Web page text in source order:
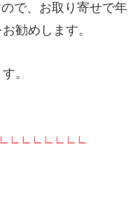
で、お取り寄せで年
勧めします。
。